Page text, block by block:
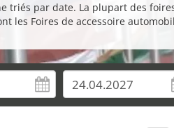
par date. La plupart des
Foires de accessoire